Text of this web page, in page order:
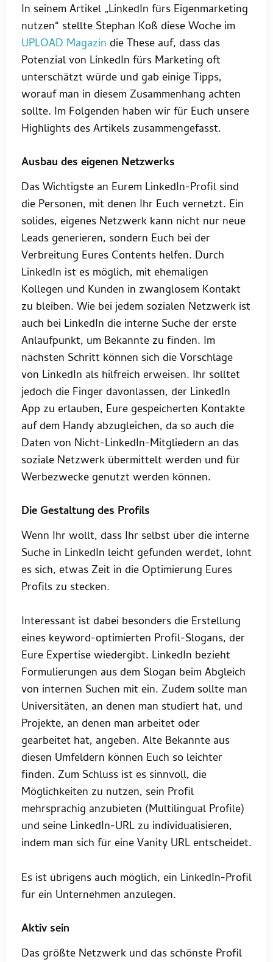
In seinem Artikel „LinkedIn fürs Eigenmarketing
nutzen“ stellte Stephan Koß diese Woche im
UPLOAD Magazin die These auf, dass das
Potenzial von LinkedIn fürs Marketing oft
unterschätzt würde und gab einige Tipps,
worauf man in diesem Zusammenhang achten
sollte. Im Folgenden haben wir für Euch unsere
Highlights des Artikels zusammengefasst.
Ausbau des eigenen Netzwerks
Das Wichtigste an Eurem LinkedIn-Profil sind
die Personen, mit denen Ihr Euch vernetzt. Ein
solides, eigenes Netzwerk kann nicht nur neue
Leads generieren, sondern Euch bei der
Verbreitung Eures Contents helfen. Durch
LinkedIn ist es möglich, mit ehemaligen
Kollegen und Kunden in zwanglosem Kontakt
zu bleiben. Wie bei jedem sozialen Netzwerk ist
auch bei LinkedIn die interne Suche der erste
Anlaufpunkt, um Bekannte zu finden. Im
nächsten Schritt können sich die Vorschläge
von LinkedIn als hilfreich erweisen. Ihr solltet
jedoch die Finger davonlassen, der LinkedIn
App zu erlauben, Eure gespeicherten Kontakte
auf dem Handy abzugleichen, da so auch die
Daten von Nicht-LinkedIn-Mitgliedern an das
soziale Netzwerk übermittelt werden und für
Werbezwecke genutzt werden können.
Die Gestaltung des Profils
Wenn Ihr wollt, dass Ihr selbst über die interne
Suche in LinkedIn leicht gefunden werdet, lohnt
es sich, etwas Zeit in die Optimierung Eures
Profils zu stecken.
Interessant ist dabei besonders die Erstellung
eines keyword-optimierten Profil-Slogans, der
Eure Expertise wiedergibt. LinkedIn bezieht
Formulierungen aus dem Slogan beim Abgleich
von internen Suchen mit ein. Zudem sollte man
Universitäten, an denen man studiert hat, und
Projekte, an denen man arbeitet oder
gearbeitet hat, angeben. Alte Bekannte aus
diesen Umfeldern können Euch so leichter
finden. Zum Schluss ist es sinnvoll, die
Möglichkeiten zu nutzen, sein Profil
mehrsprachig anzubieten (Multilingual Profile)
und seine LinkedIn-URL zu individualisieren,
indem man sich für eine Vanity URL entscheidet.
Es ist übrigens auch möglich, ein LinkedIn-Profil
für ein Unternehmen anzulegen.
Aktiv sein
Das größte Netzwerk und das schönste Profil